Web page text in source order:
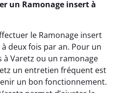
un Ramonage insert à
le Ramonage insert
deux fois par an. Pour un
à Varetz ou un ramonage
un entretien fréquent est
un bon fonctionnement.